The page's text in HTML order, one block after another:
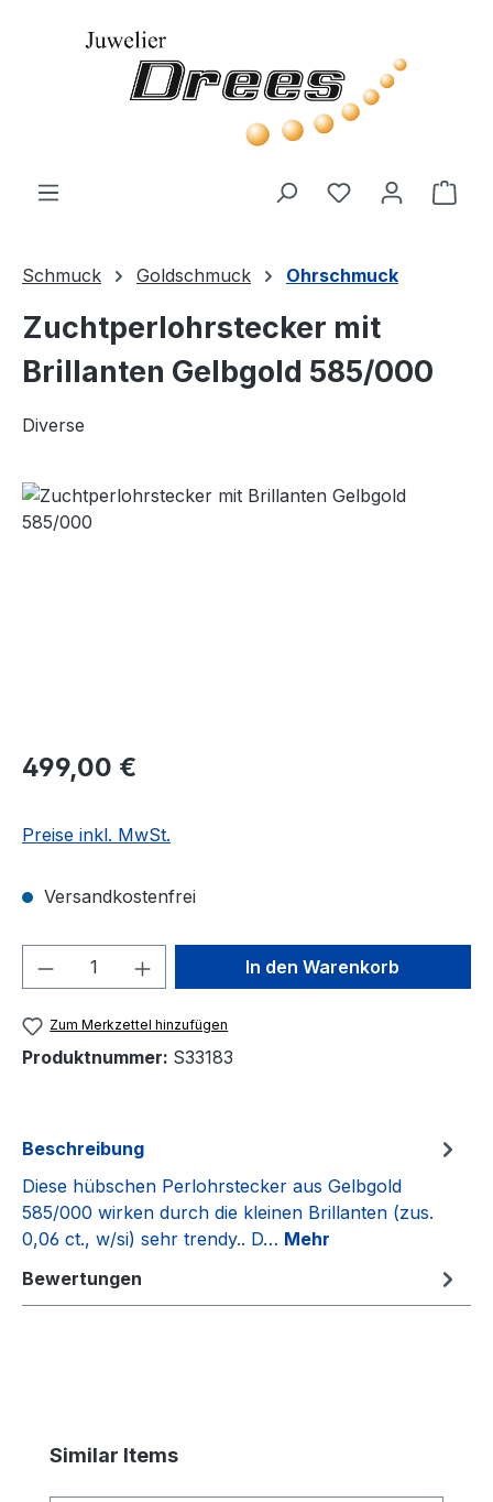
Zum Hauptinhalt springen
Du hast 0
Schmuck Goldschmuck Ohrschmuck
Zuchtperlohrstecker mit
Brillanten Gelbgold 585/000
Diverse
Regulärer Preis:
499,00 €
Preise inkl. MwSt.
Versandkostenfrei
Produkt Anzahl: Gib denIn den Warenkorb
Zum Merkzettel hinzufügen
Produktnummer: S33183
Beschreibung
Diese hübschen Perlohrstecker aus Gelbgold
585/000 wirken durch die kleinen Brillanten (zus.
0,06 ct., w/si) sehr trendy.. D… Mehr
Bewertungen
Produktgalerie überspringen
Similar Items